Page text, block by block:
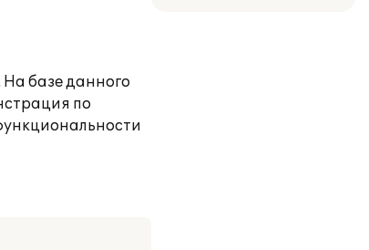
базе данного
по